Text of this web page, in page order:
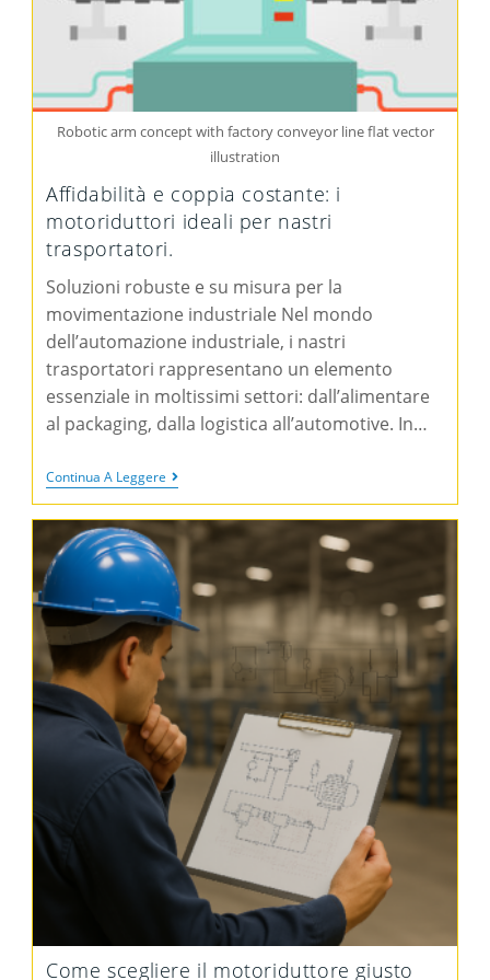
Robotic arm concept with factory conveyor line flat vector
illustration
Affidabilità e coppia costante: i
motoriduttori ideali per nastri
trasportatori.
Soluzioni robuste e su misura per la
movimentazione industriale Nel mondo
dell’automazione industriale, i nastri
trasportatori rappresentano un elemento
essenziale in moltissimi settori: dall’alimentare
al packaging, dalla logistica all’automotive. In…
Continua A Leggere
Come scegliere il motoriduttore giusto